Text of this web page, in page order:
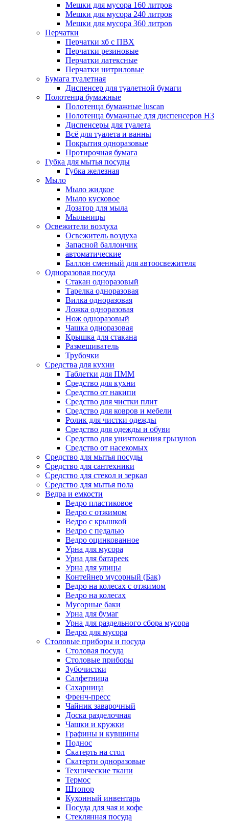
Мешки для мусора 160 литров
Мешки для мусора 240 литров
Мешки для мусора 360 литров
Перчатки
Перчатки хб с ПВХ
Перчатки резиновые
Перчатки латексные
Перчатки нитриловые
Бумага туалетная
Диспенсер для туалетной бумаги
Полотенца бумажные
Полотенца бумажные luscan
Полотенца бумажные для диспенсеров H3
Диспенсеры для туалета
Всё для туалета и ванны
Покрытия одноразовые
Протирочная бумага
Губка для мытья посуды
Губка железная
Мыло
Мыло жидкое
Мыло кусковое
Дозатор для мыла
Мыльницы
Освежители воздуха
Освежитель воздуха
Запасной баллончик
автоматические
Баллон сменный для автоосвежителя
Одноразовая посуда
Стакан одноразовый
Тарелка одноразовая
Вилка одноразовая
Ложка одноразовая
Нож одноразовый
Чашка одноразовая
Крышка для стакана
Размешиватель
Трубочки
Средства для кухни
Таблетки для ПММ
Средство для кухни
Средство от накипи
Средство для чистки плит
Средство для ковров и мебели
Ролик для чистки одежды
Средство для одежды и обуви
Средство для уничтожения грызунов
Средство от насекомых
Средство для мытья посуды
Средство для сантехники
Средство для стекол и зеркал
Средство для мытья пола
Ведра и емкости
Ведро пластиковое
Ведро с отжимом
Ведро с крышкой
Ведро с педалью
Ведро оцинкованное
Урна для мусора
Урна для батареек
Урна для улицы
Контейнер мусорный (Бак)
Ведро на колесах с отжимом
Ведро на колесах
Мусорные баки
Урна для бумаг
Урна для раздельного сбора мусора
Ведро для мусора
Столовые приборы и посуда
Столовая посуда
Столовые приборы
Зубочистки
Салфетница
Сахарница
Френч-пресс
Чайник заварочный
Доска разделочная
Чашки и кружки
Графины и кувшины
Поднос
Скатерть на стол
Скатерти одноразовые
Технические ткани
Термос
Штопор
Кухонный инвентарь
Посуда для чая и кофе
Стеклянная посуда